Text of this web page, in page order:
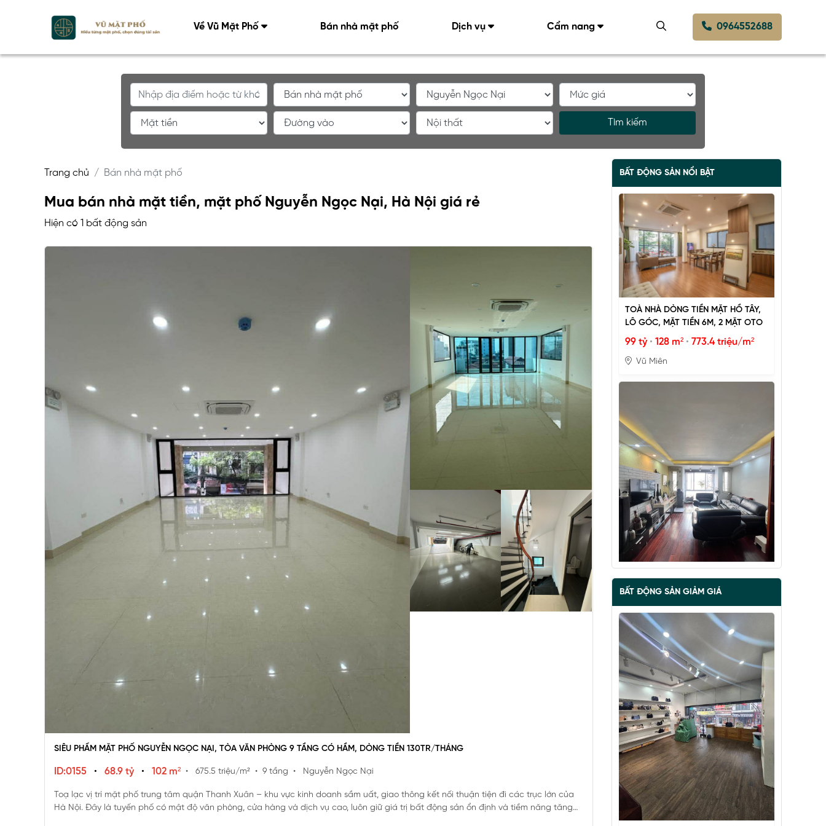
Về Vũ Mặt Phố Bán nhà mặt phố Dịch vụ Cẩm nang 0964552688
Tìm kiếm
Trang chủ Bán nhà mặt phố
Mua bán nhà mặt tiền, mặt phố Nguyễn Ngọc Nại, Hà Nội giá rẻ
Hiện có 1 bất động sản
SIÊU PHẨM MẶT PHỐ NGUYỄN NGỌC NẠI, TÒA VĂN PHÒNG 9 TẦNG CÓ HẦM, DÒNG TIỀN 130TR/THÁNG
ID:0155 • 68.9 tỷ • 102 m² • 675.5 triệu/m² • 9 tầng • Nguyễn Ngọc Nại
Toạ lạc vị trí mặt phố trung tâm quận Thanh Xuân – khu vực kinh doanh sầm uất, giao thông kết nối thuận tiện đi các trục lớn của
Hà Nội. Đây là tuyến phố có mật độ văn phòng, cửa hàng và dịch vụ cao, luôn giữ giá trị bất động sản ổn định và tiềm năng tăng
BẤT ĐỘNG SẢN NỔI BẬT
TOÀ NHÀ DÒNG TIỀN MẶT HỒ TÂY,
LÔ GÓC, MẶT TIỀN 6M, 2 MẶT OTO
99 tỷ• 128 m² • 773.4 triệu/m²
Vũ Miên
HỒ TÂY, 2 THOÁNG, NHÀ DÂN XÂY
67 tỷ• 57 m² 1.2 tỷ/m²
Vũ Miên
BẤT ĐỘNG SẢN GIẢM GIÁ